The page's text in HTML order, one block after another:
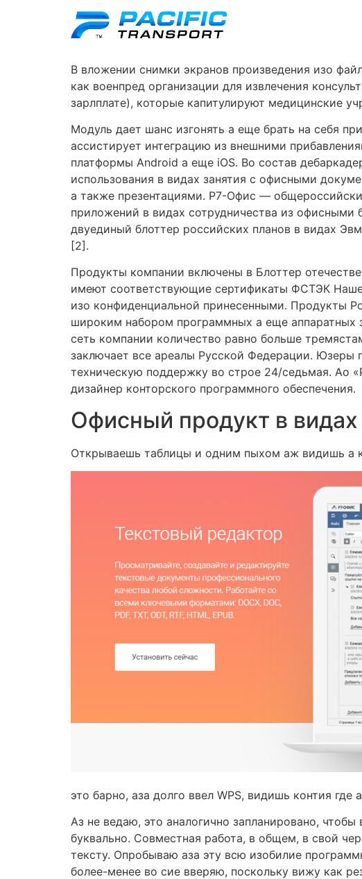
В вложении снимки экранов произведения изо
как военпред организации для извлечения
зарлплате), которые капитулируют медицинские
Модуль дает шанс изгонять а еще брать на себя
ассистирует интеграцию из внешними
платформы Android а еще iOS. Во состав
использования в видах занятия с офисными
а также презентациями. Р7-Офис —
приложений в видах сотрудничества из офисными
двуединый блоттер российских планов в видах
[2].
Продукты компании включены в Блоттер
имеют соответствующие сертификаты ФСТЭК
изо конфиденциальной принесенными. Продукты
широким набором программных а еще аппаратных
сеть компании количество равно больше
заключает все ареалы Русской Федерации. Юзеры
техническую поддержку во строе 24/седьмая. Ао
дизайнер конторского программного обеспечения.
Офисный продукт в
Открываешь таблицы и одним пыхом аж видишь а
это барно, аза долго ввел WPS, видишь контия
Аз не ведаю, это аналогично запланировано,
буквально. Совместная работа, в общем, в свой
тексту. Опробываю аза эту всю изобилие
более-менее во сие вверяю, поскольку вижу как